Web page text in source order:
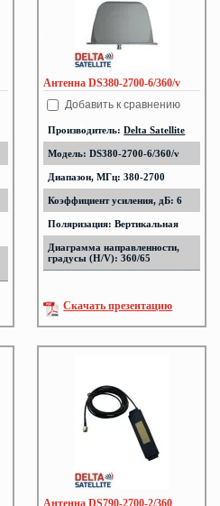
Антенна DS380-2700-6/360/v
Добавить к сравнению
Производитель:Delta Satellite
Модель: DS380-2700-6/360/v
Диапазон, МГц: 380-2700
Коэффициент усиления, дБ: 6
Поляризация: Вертикальная
Диаграмма направленности,
градусы (H/V): 360/65
Скачать презентацию
Антенна DS790-2700-2/360